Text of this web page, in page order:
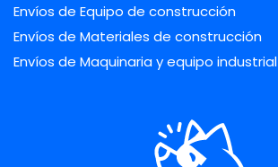
Envíos de Equipo de construcción
Envíos de Materiales de construcción
Envíos de Maquinaria y equipo industrial